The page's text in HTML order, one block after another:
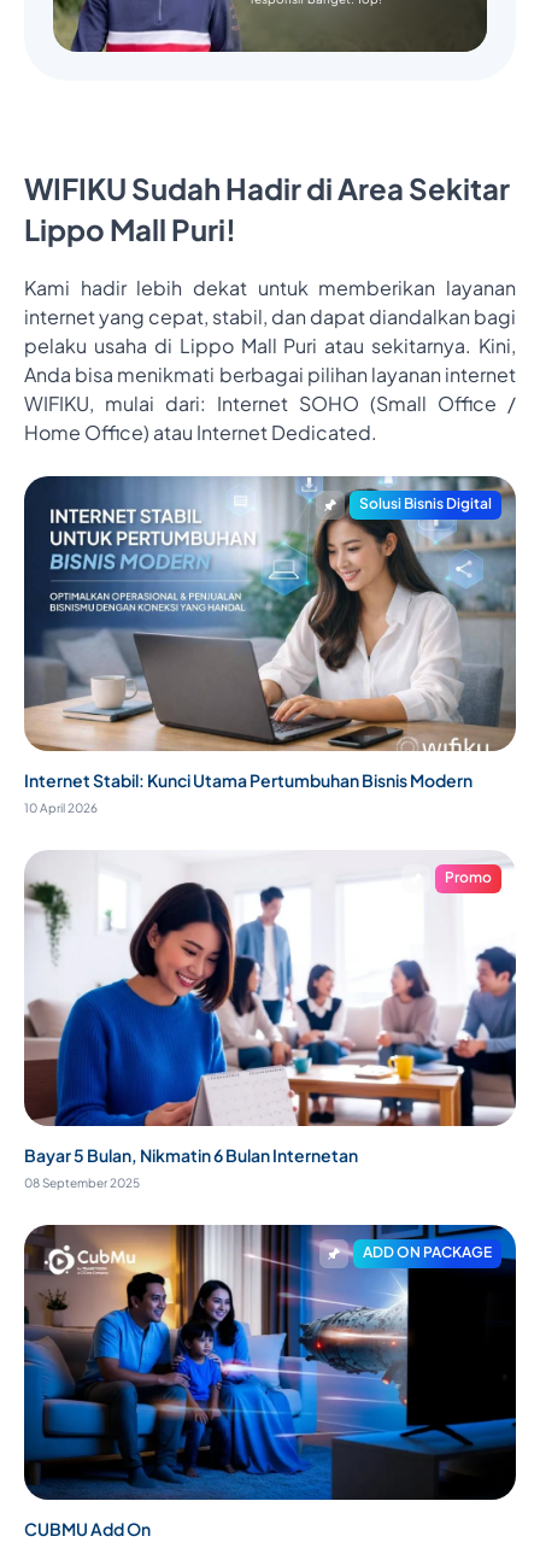
WIFIKU Sudah Hadir di Area Sekitar
Lippo Mall Puri!
Kami hadir lebih dekat untuk memberikan layanan
internet yang cepat, stabil, dan dapat diandalkan bagi
pelaku usaha di Lippo Mall Puri atau sekitarnya. Kini,
Anda bisa menikmati berbagai pilihan layanan internet
WIFIKU, mulai dari: Internet SOHO (Small Office /
Home Office) atau Internet Dedicated.
Solusi Bisnis Digital
Internet Stabil: Kunci Utama Pertumbuhan Bisnis Modern
10 April 2026
Promo
Bayar 5 Bulan, Nikmatin 6 Bulan Internetan
08 September 2025
ADD ON PACKAGE
CUBMU Add On